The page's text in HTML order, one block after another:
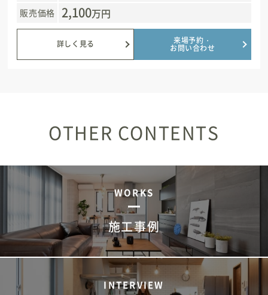
販売価格
2,100万円
詳しく見る 来場予約・
お問い合わせ
OTHER CONTENTS
WORKS
施工事例
INTERVIEW